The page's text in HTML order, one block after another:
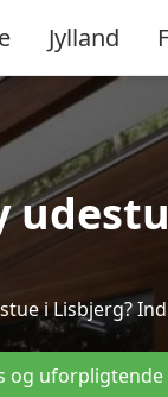
Jylland
i Lisbjerg?
og uforpligtende